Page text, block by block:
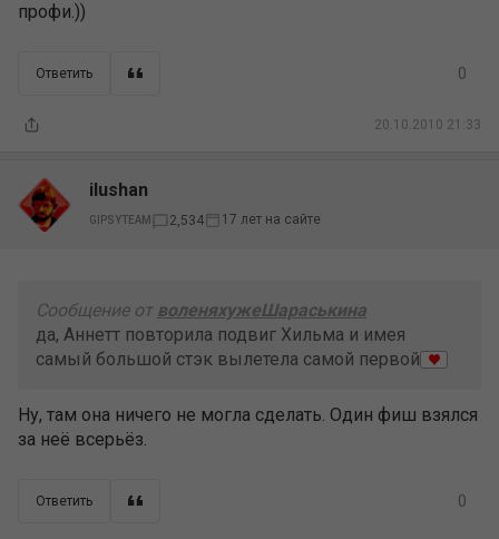
профи.))
Ответить
20.10.2010 21:33
0
ilushan
GIPSYTEAM 2,534 17 лет на сайте
Сообщение от воленяхужеШараськина
да, Аннетт повторила подвиг Хильма и имея
самый большой стэк вылетела самой первой
Ну, там она ничего не могла сделать. Один фиш взялся
за неё всерьёз.
Ответить 0